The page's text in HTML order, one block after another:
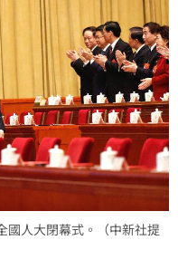
國人大閉幕式。（中新社提